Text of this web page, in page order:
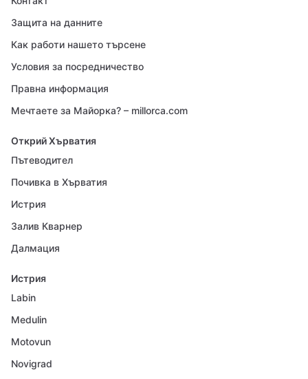
Защита на данните
Как работи нашето търсене
Условия за посредничество
Правна информация
Мечтаете за Майорка? – millorca.com
Открий Хърватия
Пътеводител
Почивка в Хърватия
Истрия
Залив Кварнер
Далмация
Истрия
Labin
Medulin
Motovun
Novigrad